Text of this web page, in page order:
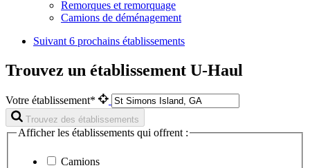
Remorques et remorquage
Camions de déménagement
Suivant 6 prochains établissements
Trouvez un établissement U-Haul
Votre établissement*
Trouvez des établissements
Afficher les établissements qui offrent :
Camions